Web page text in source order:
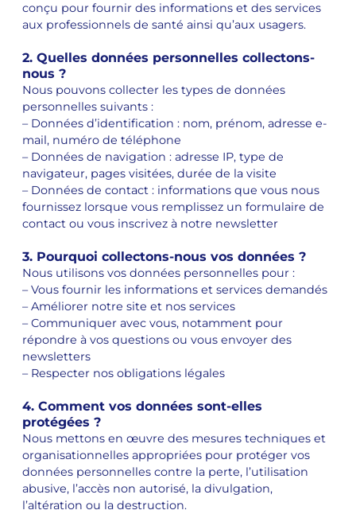
conçu pour fournir des informations et des services
aux professionnels de santé ainsi qu’aux usagers.
2. Quelles données personnelles collectons-
nous ?
Nous pouvons collecter les types de données
personnelles suivants :
– Données d’identification : nom, prénom, adresse e-
mail, numéro de téléphone
– Données de navigation : adresse IP, type de
navigateur, pages visitées, durée de la visite
– Données de contact : informations que vous nous
fournissez lorsque vous remplissez un formulaire de
contact ou vous inscrivez à notre newsletter
3. Pourquoi collectons-nous vos données ?
Nous utilisons vos données personnelles pour :
– Vous fournir les informations et services demandés
– Améliorer notre site et nos services
– Communiquer avec vous, notamment pour
répondre à vos questions ou vous envoyer des
newsletters
– Respecter nos obligations légales
4. Comment vos données sont-elles
protégées ?
Nous mettons en œuvre des mesures techniques et
organisationnelles appropriées pour protéger vos
données personnelles contre la perte, l’utilisation
abusive, l’accès non autorisé, la divulgation,
l’altération ou la destruction.